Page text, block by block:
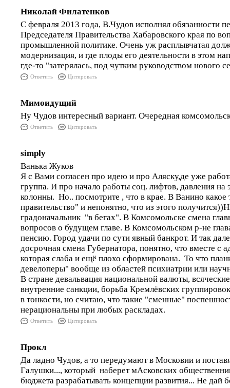
Николай Филатенков
С февраля 2013 года, В.Чудов исполнял обязанности
Председателя Правительства Хабаровского края по
промышленной политике. Очень уж расплывчатая
модернизация, и где плоды его деятельности в этом
где-то "затерялась, под чутким руководством нового
Ответить Цитировать
Мимоидущий
Ну Чудов интересный вариант. Очередная
Ответить Цитировать
simply
Ванька Жуков
Я с Вами согласен про идею и про Аляску,де уже
группа. И про начало работы соц. лифтов, давления на
колонны. Но.. посмотрите , что в крае. В Ванино какое
правительство" и непонятно, что из этого
градоначальник "в бегах". В Комсомольске смена
вопросов о будущем главе. В Комсомольском р-не
пенсию. Город удачи по сути явный банкрот. И так
досрочная смена Губернатора, понятно, что вместе с
которая слаба и ещё плохо сформирована. То что
девелоперы" вообще из областей психиатрии или
В стране девальвация национальной валюты,
внутренние санкции, борьба Кремлёвских
в тонкости, но считаю, что такие "сменные"
нерациональны при любых раскладах.
Ответить Цитировать
Прокл
Да ладно Чудов, а то передумают в Московии и
Галушки..., который наберет мАсковских
бюджета разрабатывать концепции развития... Не дай